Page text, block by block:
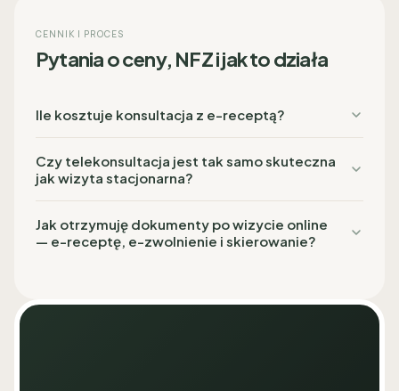
CENNIK I PROCES
Pytania o ceny, NFZ i jak to działa
Ile kosztuje konsultacja z e-receptą?
Czy telekonsultacja jest tak samo skuteczna
jak wizyta stacjonarna?
Jak otrzymuję dokumenty po wizycie online
— e-receptę, e-zwolnienie i skierowanie?